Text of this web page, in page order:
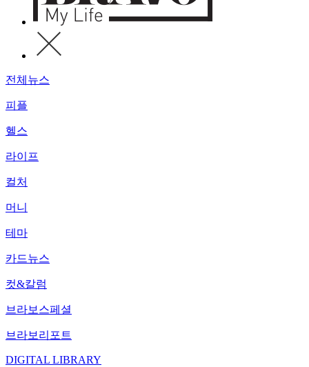
전체뉴스
피플
헬스
라이프
컬처
머니
테마
카드뉴스
컷&칼럼
브라보스페셜
브라보리포트
DIGITAL LIBRARY